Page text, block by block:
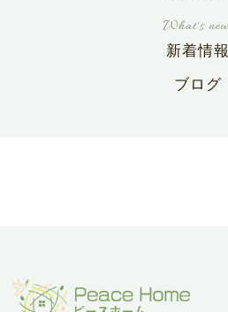
新着情報
ブログ